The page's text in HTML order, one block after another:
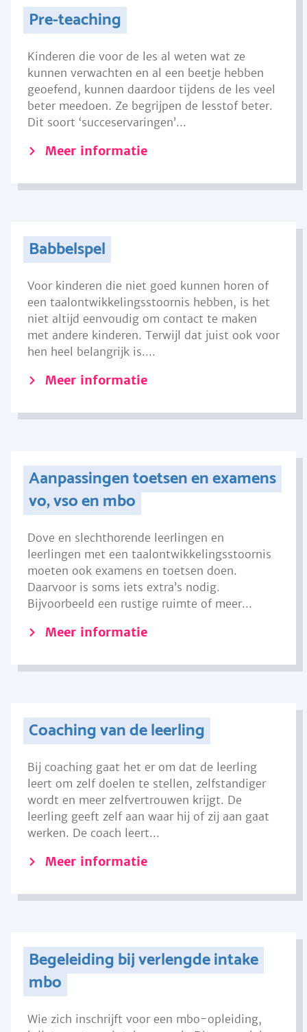
Pre-teaching
Kinderen die voor de les al weten wat ze
kunnen verwachten en al een beetje hebben
geoefend, kunnen daardoor tijdens de les veel
beter meedoen. Ze begrijpen de lesstof beter.
Dit soort ‘succeservaringen’...
Meer informatie
Babbelspel
Voor kinderen die niet goed kunnen horen of
een taalontwikkelingsstoornis hebben, is het
niet altijd eenvoudig om contact te maken
met andere kinderen. Terwijl dat juist ook voor
hen heel belangrijk is....
Meer informatie
Aanpassingen toetsen en examens
vo, vso en mbo
Dove en slechthorende leerlingen en
leerlingen met een taalontwikkelingsstoornis
moeten ook examens en toetsen doen.
Daarvoor is soms iets extra’s nodig.
Bijvoorbeeld een rustige ruimte of meer...
Meer informatie
Coaching van de leerling
Bij coaching gaat het er om dat de leerling
leert om zelf doelen te stellen, zelfstandiger
wordt en meer zelfvertrouwen krijgt. De
leerling geeft zelf aan waar hij of zij aan gaat
werken. De coach leert...
Meer informatie
Begeleiding bij verlengde intake
mbo
Wie zich inschrijft voor een mbo-opleiding,